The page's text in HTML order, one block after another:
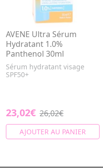
AVENE Ultra Sérum
Hydratant 1.0%
Panthenol 30ml
Sérum hydratant visage
SPF50+
23,02€ 26,02€
AJOUTER AU PANIER